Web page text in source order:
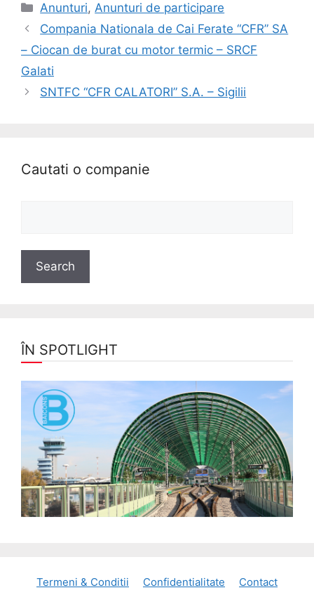
Anunturi,Anunturi de participare
Compania Nationala de Cai Ferate “CFR” SA
– Ciocan de burat cu motor termic – SRCF
Galati
SNTFC “CFR CALATORI” S.A. – Sigilii
Cautati o companie
ÎN SPOTLIGHT
Termeni & Conditii Confidentialitate
Contact